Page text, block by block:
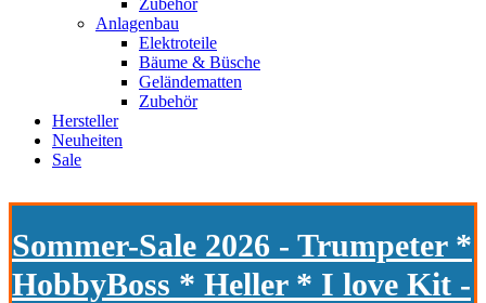
Zubehör
Anlagenbau
Elektroteile
Bäume & Büsche
Geländematten
Zubehör
Hersteller
Neuheiten
Sale
Sommer-Sale 2026 - Trumpeter *
HobbyBoss * Heller * I love Kit -